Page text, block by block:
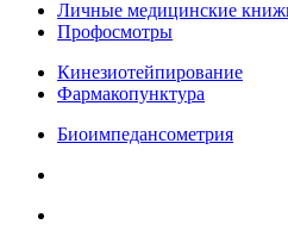
Личные медицинские
Профосмотры
Кинезиотейпирование
Фармакопунктура
Биоимпедансометрия